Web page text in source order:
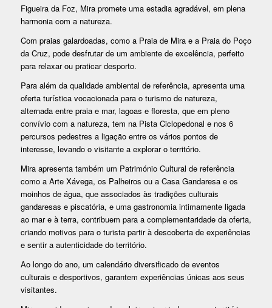
Figueira da Foz, Mira promete uma estadia agradável, em plena
harmonia com a natureza.
Com praias galardoadas, como a Praia de Mira e a Praia do Poço
da Cruz, pode desfrutar de um ambiente de excelência, perfeito
para relaxar ou praticar desporto.
Para além da qualidade ambiental de referência, apresenta uma
oferta turística vocacionada para o turismo de natureza,
alternada entre praia e mar, lagoas e floresta, que em pleno
convívio com a natureza, tem na Pista Ciclopedonal e nos 6
percursos pedestres a ligação entre os vários pontos de
interesse, levando o visitante a explorar o território.
Mira apresenta também um Património Cultural de referência
como a Arte Xávega, os Palheiros ou a Casa Gandaresa e os
moinhos de água, que associados às tradições culturais
gandaresas e piscatória, e uma gastronomia intimamente ligada
ao mar e à terra, contribuem para a complementaridade da oferta,
criando motivos para o turista partir à descoberta de experiências
e sentir a autenticidade do território.
Ao longo do ano, um calendário diversificado de eventos
culturais e desportivos, garantem experiências únicas aos seus
visitantes.